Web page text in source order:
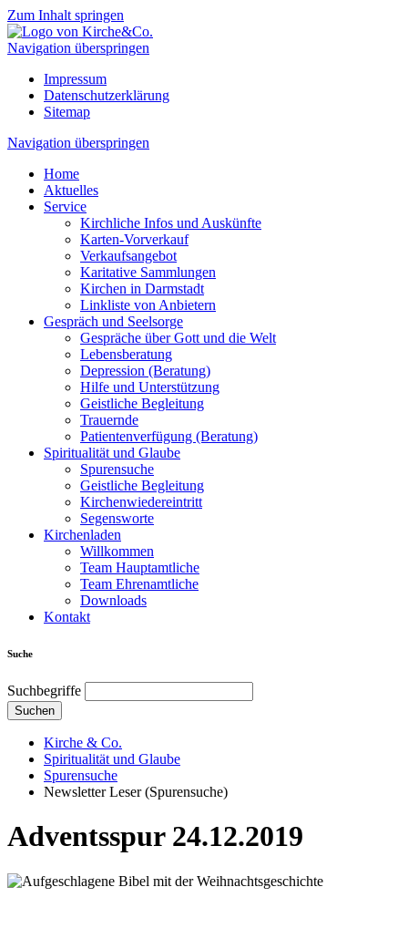
Zum Inhalt springen
Navigation überspringen
Impressum
Datenschutzerklärung
Sitemap
Navigation überspringen
Home
Aktuelles
Service
Kirchliche Infos und Auskünfte
Karten-Vorverkauf
Verkaufsangebot
Karitative Sammlungen
Kirchen in Darmstadt
Linkliste von Anbietern
Gespräch und Seelsorge
Gespräche über Gott und die Welt
Lebensberatung
Depression (Beratung)
Hilfe und Unterstützung
Geistliche Begleitung
Trauernde
Patientenverfügung (Beratung)
Spiritualität und Glaube
Spurensuche
Geistliche Begleitung
Kirchenwiedereintritt
Segensworte
Kirchenladen
Willkommen
Team Hauptamtliche
Team Ehrenamtliche
Downloads
Kontakt
Suche
Suchbegriffe
Suchen
Kirche & Co.
Spiritualität und Glaube
Spurensuche
Newsletter Leser (Spurensuche)
Adventsspur 24.12.2019